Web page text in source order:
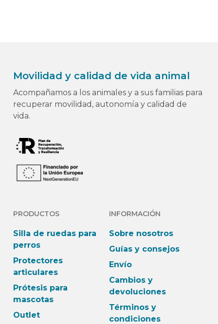
Movilidad y calidad de vida animal
Acompañamos a los animales y a sus familias para
recuperar movilidad, autonomía y calidad de
vida.
PRODUCTOS
Silla de ruedas para
perros
Protectores
articulares
Prótesis para
mascotas
Outlet
INFORMACIÓN
Sobre nosotros
Guías y consejos
Envío
Cambios y
devoluciones
Términos y
condiciones